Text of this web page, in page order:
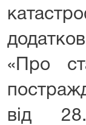
«Про
від